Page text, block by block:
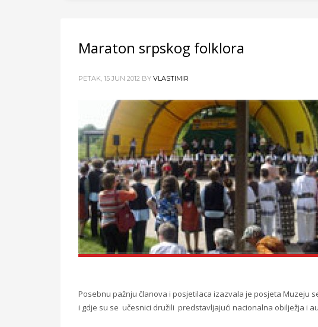
Maraton srpskog folklora
PETAK, 15 JUN 2012 BY VLASTIMIR
Posebnu pažnju članova i posjetilaca izazvala je posjeta Muzeju
i gdje su se učesnici družili predstavljajući nacionalna obilježja i